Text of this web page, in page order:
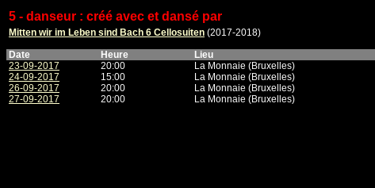
5 - danseur : créé avec et dansé par
Mitten wir im Leben sind Bach 6 Cellosuiten (2017-2018)
Date
Heure
Lieu
23-09-2017
20:00
La Monnaie (Bruxelles)
24-09-2017
15:00
La Monnaie (Bruxelles)
26-09-2017
20:00
La Monnaie (Bruxelles)
27-09-2017
20:00 La Monnaie (Bruxelles)